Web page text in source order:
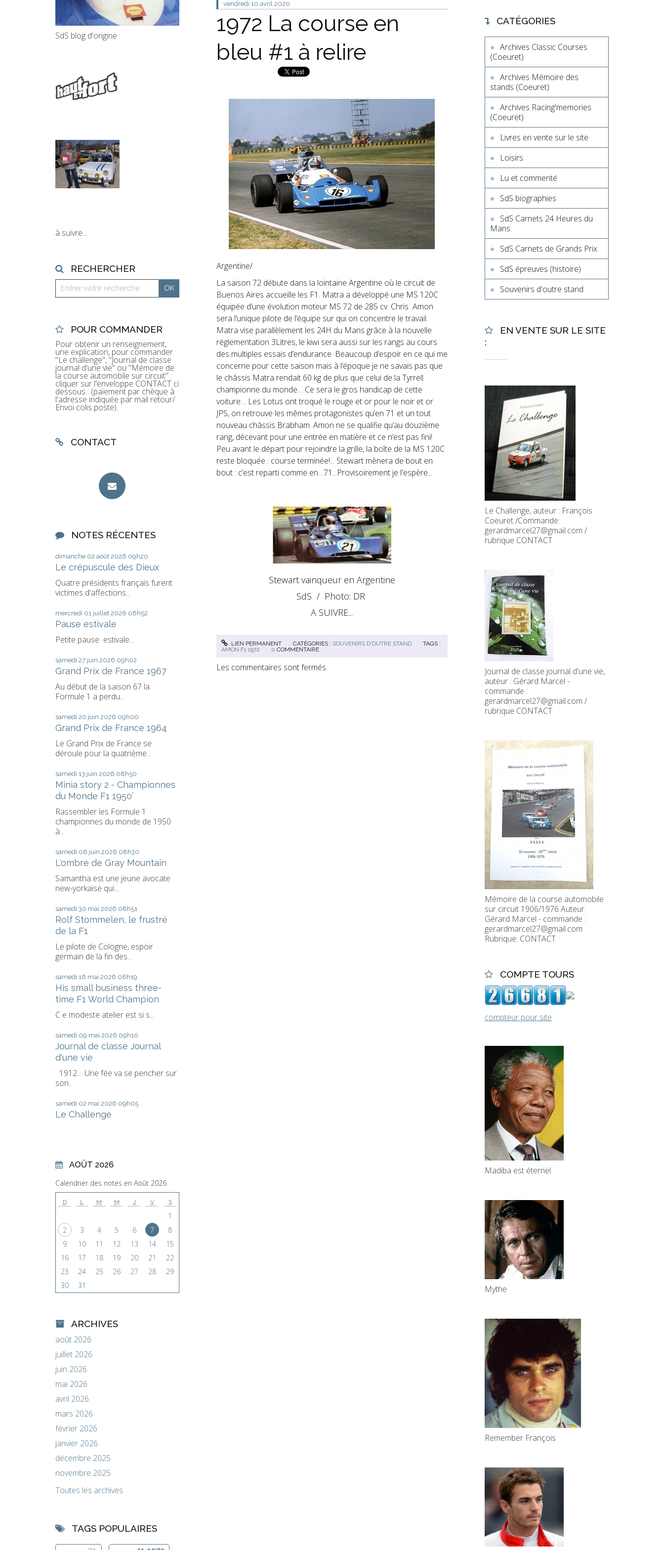
SdS blog d'origine
à suivre...
RECHERCHER
POUR COMMANDER
Pour obtenir un renseignement,
une explication, pour commander
"Le challenge", "Journal de classe
journal d'une vie" ou "Mémoire de
la course automobile sur circuit" :
cliquer sur l'enveloppe CONTACT ci
dessous : (paiement par chèque à
l'adresse indiquée par mail retour/
Envoi colis poste).
CONTACT
NOTES RÉCENTES
dimanche 02 août 2026 09h20
Le crépuscule des Dieux
Quatre présidents français furent
victimes d'affections...
mercredi 01 juillet 2026 08h52
Pause estivale
Petite pause estivale...
samedi 27 juin 2026 09h02
Grand Prix de France 1967
Au début de la saison 67 la
Formule 1 a perdu...
samedi 20 juin 2026 09h00
Grand Prix de France 1964
Le Grand Prix de France se
déroule pour la quatrième...
samedi 13 juin 2026 08h50
Minia story 2 - Championnes
du Monde F1 1950’
Rassembler les Formule 1
championnes du monde de 1950
à...
samedi 06 juin 2026 08h30
L'ombre de Gray Mountain
Samantha est une jeune avocate
new-yorkaise qui...
samedi 30 mai 2026 08h51
Rolf Stommelen, le frustré
de la F1
Le pilote de Cologne, espoir
germain de la fin des...
samedi 16 mai 2026 08h19
His small business three-
time F1 World Champion
C e modeste atelier est si s...
samedi 09 mai 2026 09h10
Journal de classe Journal
d'une vie
1912… Une fée va se pencher sur
son...
samedi 02 mai 2026 09h05
Le Challenge
AOÛT 2026
Calendrier des notes en Août 2026
D L M M J V S
1
2
3 4 5 6 7
8
9
10 11 12 13 14
15
16
17 18 19 20 21
22
23
24 25 26 27 28
29
30
31
ARCHIVES
août 2026
juillet 2026
juin 2026
mai 2026
avril 2026
mars 2026
février 2026
janvier 2026
décembre 2025
novembre 2025
Toutes les archives
TAGS POPULAIRES
vendredi 10 avril 2020
1972 La course en
bleu #1 à relire
Argentine/
La saison 72 débute dans la lointaine Argentine où le circuit de
Buenos Aires accueille les F1. Matra a développé une MS 120C
équipée d’une évolution moteur MS 72 de 285 cv. Chris Amon
sera l’unique pilote de l’équipe sur qui on concentre le travail.
Matra vise parallèlement les 24H du Mans grâce à la nouvelle
réglementation 3Litres, le kiwi sera aussi sur les rangs au cours
des multiples essais d’endurance. Beaucoup d’espoir en ce qui me
concerne pour cette saison mais à l’époque je ne savais pas que
le châssis Matra rendait 60 kg de plus que celui de la Tyrrell
championne du monde… Ce sera le gros handicap de cette
voiture… Les Lotus ont troqué le rouge et or pour le noir et or
JPS, on retrouve les mêmes protagonistes qu’en 71 et un tout
nouveau châssis Brabham. Amon ne se qualifie qu’au douzième
rang, décevant pour une entrée en matière et ce n’est pas fini!
Peu avant le départ pour rejoindre la grille, la boîte de la MS 120C
reste bloquée : course terminée!... Stewart mènera de bout en
bout : c’est reparti comme en…71...Provisoirement je l'espère...
Stewart vainqueur en Argentine
SdS / Photo: DR
A SUIVRE...
LIEN PERMANENT CATÉGORIES : SOUVENIRS D'OUTRE STAND
TAGS :
AMON F1 1972
0 COMMENTAIRE
Les commentaires sont fermés.
CATÉGORIES
Archives Classic Courses
(Coeuret)
Archives Mémoire des
stands (Coeuret)
Archives Racing'memories
(Coeuret)
Livres en vente sur le site
Loisirs
Lu et commenté
SdS biographies
SdS Carnets 24 Heures du
Mans
SdS Carnets de Grands Prix
SdS épreuves (histoire)
Souvenirs d'outre stand
EN VENTE SUR LE SITE
:
...............
Le Challenge, auteur : François
Coeuret /Commande:
gerardmarcel27@gmail.com /
rubrique CONTACT
Journal de classe journal d'une vie,
auteur : Gérard Marcel -
commande :
gerardmarcel27@gmail.com /
rubrique CONTACT
Mémoire de la course automobile
sur circuit 1906/1976 Auteur
Gérard Marcel - commande :
gerardmarcel27@gmail.com
Rubrique: CONTACT
COMPTE TOURS
compteur pour site
Madiba est éternel
Mythe
Remember François